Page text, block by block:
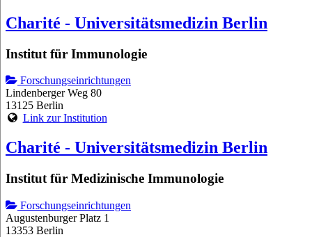
Charité - Universitätsmedizin Berlin
Institut für Immunologie
Forschungseinrichtungen
Lindenberger Weg 80
13125 Berlin
Link zur Institution
Charité - Universitätsmedizin Berlin
Institut für Medizinische Immunologie
Forschungseinrichtungen
Augustenburger Platz 1
13353 Berlin